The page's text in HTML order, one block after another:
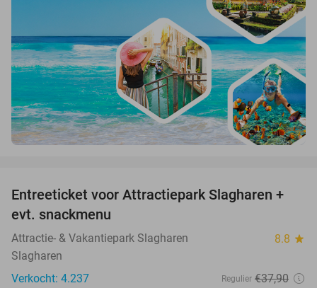
41%
Entreeticket voor Attractiepark Slagharen +
evt. snackmenu
Attractie- & Vakantiepark Slagharen 8.8 star
Slagharen
Verkocht: 4.237
Regulier €37,90